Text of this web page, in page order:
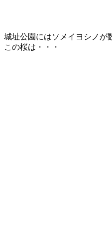
城址公園にはソメイヨシノが
この桜は・・・